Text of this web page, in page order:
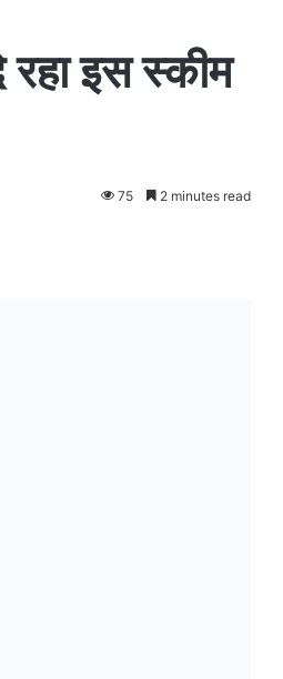
इस स्कीम
75 2 minutes read